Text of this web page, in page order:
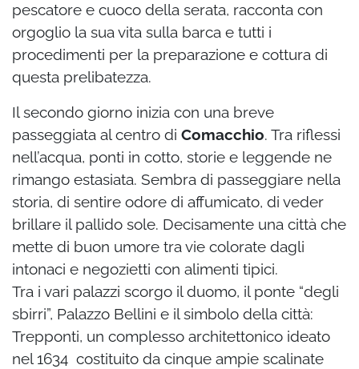
pescatore e cuoco della serata, racconta con
orgoglio la sua vita sulla barca e tutti i
procedimenti per la preparazione e cottura di
questa prelibatezza.
Il secondo giorno inizia con una breve
passeggiata al centro di Comacchio. Tra riflessi
nell’acqua, ponti in cotto, storie e leggende ne
rimango estasiata. Sembra di passeggiare nella
storia, di sentire odore di affumicato, di veder
brillare il pallido sole. Decisamente una città che
mette di buon umore tra vie colorate dagli
intonaci e negozietti con alimenti tipici.
Tra i vari palazzi scorgo il duomo, il ponte “degli
sbirri”, Palazzo Bellini e il simbolo della città:
Trepponti, un complesso architettonico ideato
nel 1634 costituito da cinque ampie scalinate